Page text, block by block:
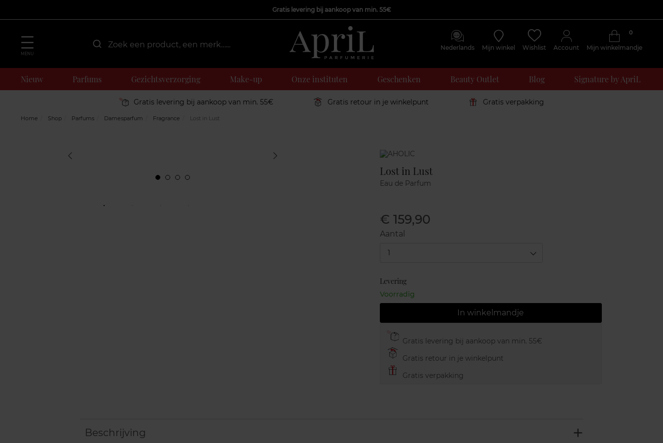
Gratis levering bij aankoop van min. 55€
MENU
Nederlands Mijn winkel Wishlist Account Mijn winkelmandje
0
Nieuw Parfums Gezichtsverzorging Make-up Onze instituten Geschenken Beauty Outlet Blog Signature by ApriL
Gratis levering bij aankoop van min. 55€ Gratis retour in je winkelpunt Gratis verpakking
Home Shop Parfums Damesparfum Fragrance Lost in Lust
Marque
Lost in Lust
Eau de Parfum
€ 159,90
Aantal
1
Levering
Voorradig
In winkelmandje
Gratis levering bij aankoop van min. 55€
Gratis retour in je winkelpunt
Gratis verpakking
Beschrijving